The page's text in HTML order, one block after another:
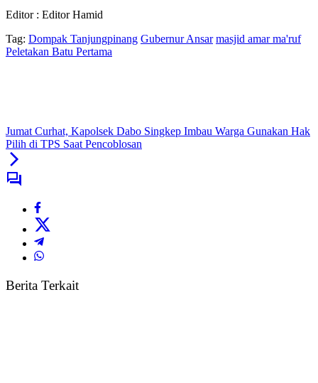
Editor : Editor Hamid
Tag: Dompak Tanjungpinang Gubernur Ansar masjid amar ma'ruf
Peletakan Batu Pertama
Jumat Curhat, Kapolsek Dabo Singkep Imbau Warga Gunakan Hak
Pilih di TPS Saat Pencoblosan
Berita Terkait